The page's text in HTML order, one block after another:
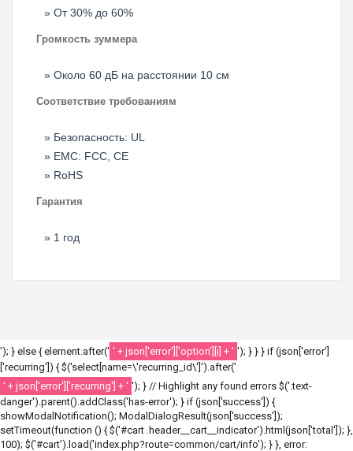
От 30% до 60%
Громкость зуммера
Около 60 дБ на расстоянии 10 см
Соответствие требованиям
Безопасность: UL
EMC: FCC, CE
RoHS
Гарантия
1 год
'); } else { element.after(' ' + json['error']['option'][i] + ' '); } } } if (json['error']
['recurring']) { $('select[name=\'recurring_id\']').after('
' + json['error']['recurring'] + ' '); } // Highlight any found errors $('.text-
danger').parent().addClass('has-error'); } if (json['success']) {
showModalNotification(); ModalDialogResult(json['success']);
setTimeout(function () { $('#cart .header__cart__indicator').html(json['total']); },
100); $('#cart').load('index.php?route=common/cart/info'); } }, error: